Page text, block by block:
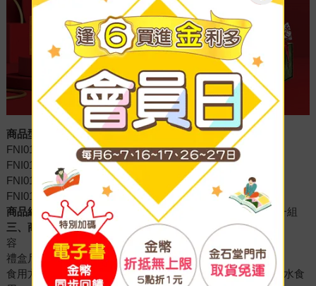
商品型號：
FNI0103ANI01CG01 九佳珍珠粉禮盒(香檳金)
FNI0103ANI01GR01 九佳珍珠粉禮盒(尊榮綠)
FNI0103ANI01OR01 九佳珍珠粉禮盒(魅力橘)
FNI0103ANI01R01 九佳珍珠粉禮盒(富貴紅)
商品組合：
九佳珍珠粉禮盒(內含珍珠粉30包/盒x三盒)，共一組
三、商品內容(每盒)：
容 量：1g/包，30包/盒
禮盒尺寸：25x14x12cm
食用方法：(1)口服：每日一包，睡前含服後吞食或搭配溫開水食